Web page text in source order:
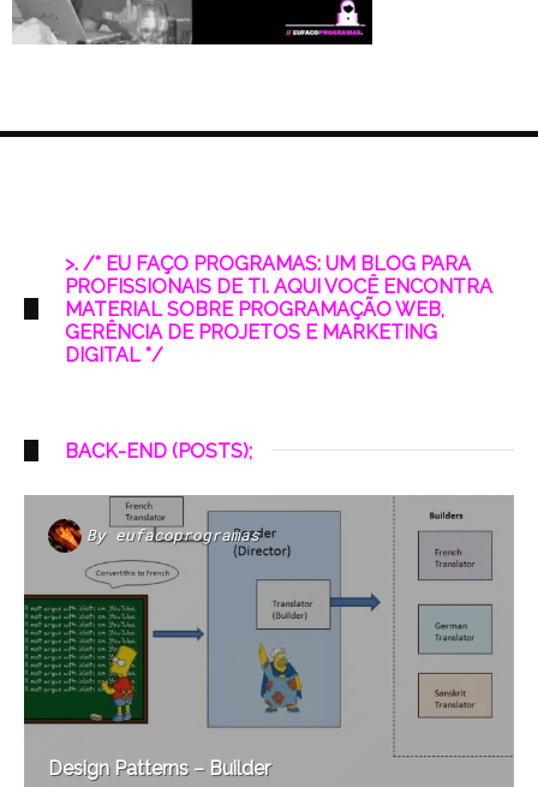
>. /* EU FAÇO PROGRAMAS: UM BLOG PARA
PROFISSIONAIS DE TI. AQUI VOCÊ ENCONTRA
MATERIAL SOBRE PROGRAMAÇÃO WEB,
GERÊNCIA DE PROJETOS E MARKETING
DIGITAL */
BACK-END (POSTS);
By eufacoprogramas
Design Patterns – Builder